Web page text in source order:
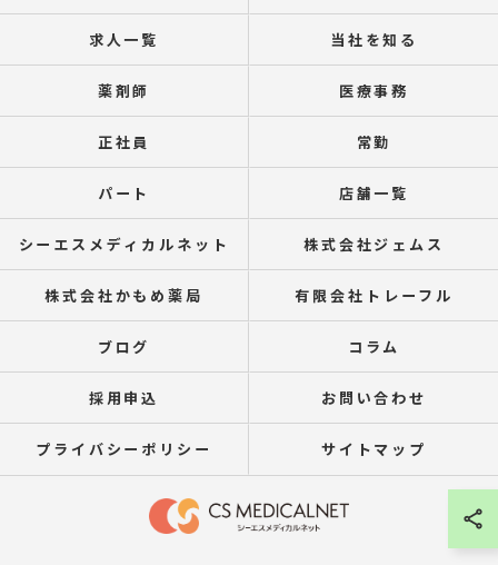
求人一覧 当社を知る
薬剤師 医療事務
正社員 常勤
パート 店舗一覧
シーエスメディカルネット 株式会社ジェムス
株式会社かもめ薬局 有限会社トレーフル
ブログ コラム
採用申込 お問い合わせ
プライバシーポリシー サイトマップ